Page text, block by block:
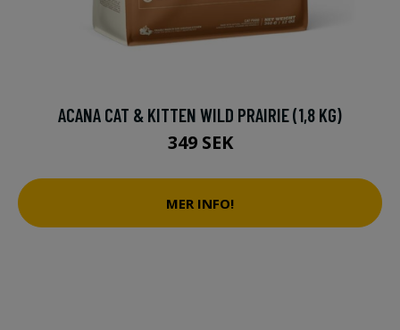
ACANA CAT & KITTEN WILD PRAIRIE (1,8 KG)
349 SEK
MER INFO!